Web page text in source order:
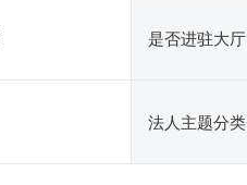
是否进驻大厅
法人主题分类